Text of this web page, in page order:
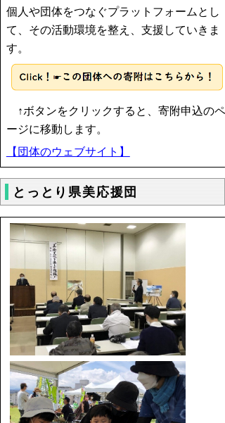
個人や団体をつなぐプラットフォームとし
て、その活動環境を整え、支援していきま
す。
↑ボタンをクリックすると、寄附申込のペ
ージに移動します。
【団体のウェブサイト】
とっとり県美応援団